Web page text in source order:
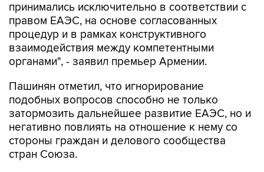
принимались исключительно в соответствии с
правом ЕАЭС, на основе согласованных
процедур и в рамках конструктивного
взаимодействия между компетентными
органами", - заявил премьер Армении.
Пашинян отметил, что игнорирование
подобных вопросов способно не только
затормозить дальнейшее развитие ЕАЭС, но и
негативно повлиять на отношение к нему со
стороны граждан и делового сообщества
стран Союза.